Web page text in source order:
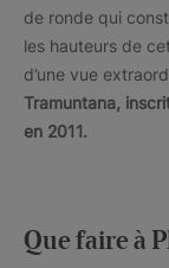
de ronde qui
les hauteurs de
d’une vue
Tramuntana,
en 2011.
Que faire à